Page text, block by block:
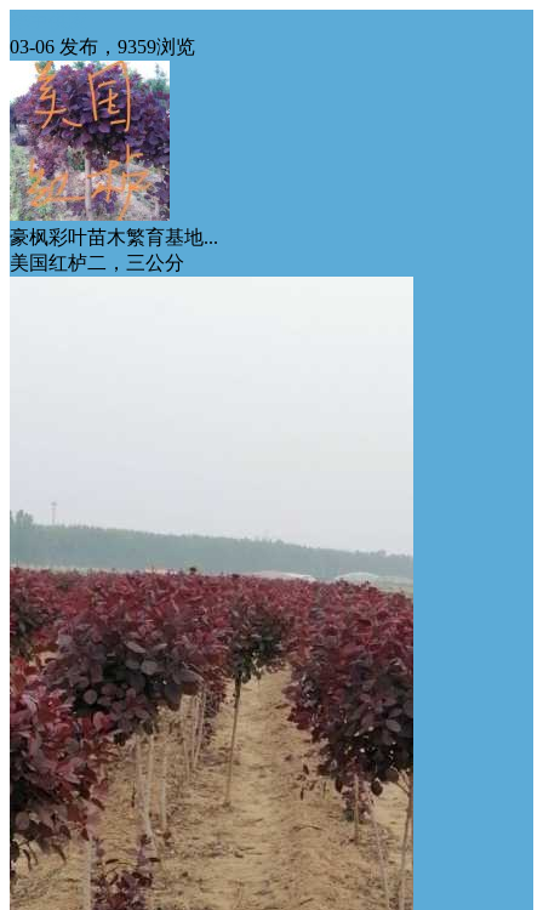
03-06 发布，9359浏览
豪枫彩叶苗木繁育基地...
美国红栌二，三公分